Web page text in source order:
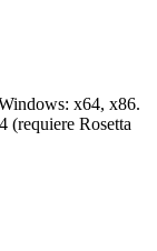
x64, x86.
(requiere Rosetta